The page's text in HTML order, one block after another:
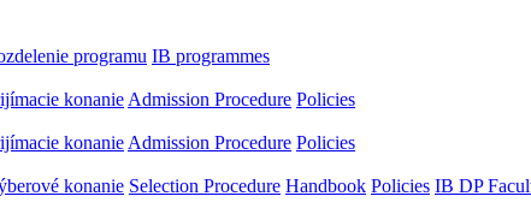
programu IB programmes
konanie Admission Procedure Policies
konanie Admission Procedure Policies
konanie Selection Procedure Handbook Policies IB DP